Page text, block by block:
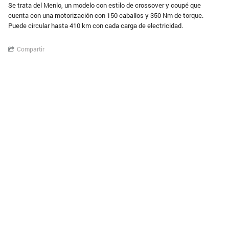
Se trata del Menlo, un modelo con estilo de crossover y coupé que
cuenta con una motorización con 150 caballos y 350 Nm de torque.
Puede circular hasta 410 km con cada carga de electricidad.
Compartir